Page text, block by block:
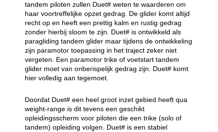
tandem piloten zullen Duet# weten te waarderen om
haar voortreffelijke opzet gedrag. De glider komt altijd
recht op en heeft een prettig kalm en rustig gedrag
zonder hierbij sloom te zijn. Duet# is ontwikkeld als
paragliding tandem glider maar tijdens de ontwikkeling
zijn paramotor toepassing in het traject zeker niet
vergeten. Een paramotor trike of voetstart tandem
glider moet van onberispelijk gedrag zijn. Duet# komt
hier volledig aan tegemoet.
Doordat Duet# een heel groot inzet gebied heeft qua
weight-range is dit tevens een geschikt
opleidingsscherm voor piloten die een trike (solo of
tandem) opleiding volgen. Duet# is een stabiel